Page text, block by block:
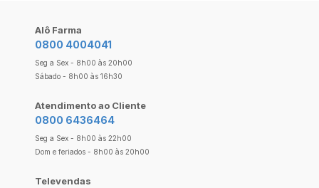
Alô Farma
0800 4004041
Seg a Sex - 8h00 às 20h00
Sábado - 8h00 às 16h30
Atendimento ao Cliente
0800 6436464
Seg a Sex - 8h00 às 22h00
Dom e feriados - 8h00 às 20h00
Televendas